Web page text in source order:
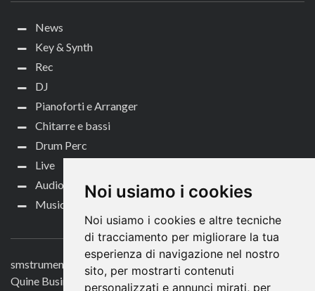
Noi usiamo i cookies
Noi usiamo i cookies e altre tecniche
di tracciamento per migliorare la tua
esperienza di navigazione nel nostro
sito, per mostrarti contenuti
personalizzati e annunci mirati, per
News
Key & Synth
Rec
DJ
Pianoforti e Arranger
Chitarre e bassi
Drum Perc
Live
Audio per video
Music Life
CONTATTACI
smstrumentimusicali.it
Quine Business Publisher